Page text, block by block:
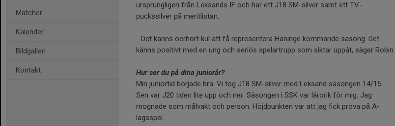
Matcher
Kalender
Bildgalleri
Kontakt
ursprungligen från Leksands IF och har ett J18 SM-silver samt ett TV-
puckssilver på meritlistan.
- Det känns oerhört kul att få representera Haninge kommande säsong. Det
känns positivt med en ung och seriös spelartrupp som siktar uppåt, säger Robin.
Hur ser du på dina juniorår?
Min juniortid började bra. Vi tog J18 SM-silver med Leksand säsongen 14/15.
Sen var J20 tiden lite upp och ner. Säsongen i SSK var lärorik för mig. Jag
mognade som målvakt och person. Höjdpunkten var att jag fick prova på A-
lagsspel.